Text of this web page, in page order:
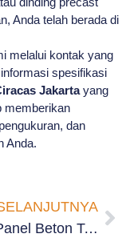
Anda telah berada di
melalui kontak yang
spesifikasi
Jakartayang
memberikan
dan
Anda.
Pagar Panel Beton Terdekat Cibubur Jakarta